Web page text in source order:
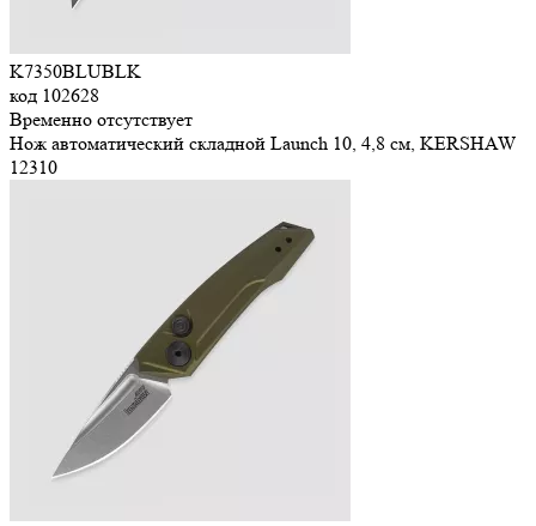
K7350BLUBLK
код 102628
Временно отсутствует
Нож автоматический складной Launch 10, 4,8 см, KERSHAW
12310